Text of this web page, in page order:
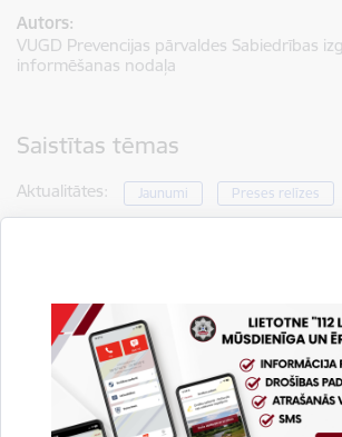
Autors:
VUGD Prevencijas pārvaldes Sabiedrības
informēšanas nodaļa
Saistītas tēmas
Aktualitātes: Jaunumi Preses relīzes
Drukāt lapu
Dalīties